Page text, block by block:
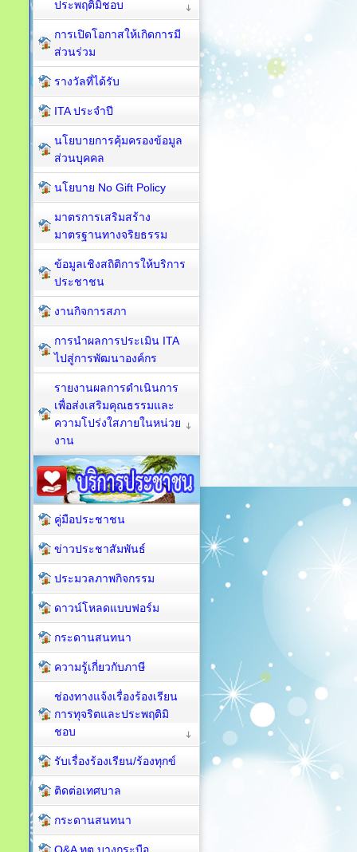
ประพฤติมิชอบ
การเปิดโอกาสให้เกิดการมี
ส่วนร่วม
รางวัลที่ได้รับ
ITA ประจำปี
นโยบายการคุ้มครองข้อมูล
ส่วนบุคคล
นโยบาย No Gift Policy
มาตรการเสริมสร้าง
มาตรฐานทางจริยธรรม
ข้อมูลเชิงสถิติการให้บริการ
ประชาชน
งานกิจการสภา
การนำผลการประเมิน ITA
ไปสู่การพัฒนาองค์กร
รายงานผลการดำเนินการ
เพื่อส่งเสริมคุณธรรมและ
ความโปร่งใสภายในหน่วย
งาน
คู่มือประชาชน
ข่าวประชาสัมพันธ์
ประมวลภาพกิจกรรม
ดาวน์โหลดแบบฟอร์ม
กระดานสนทนา
ความรู้เกี่ยวกับภาษี
ช่องทางแจ้งเรื่องร้องเรียน
การทุจริตและประพฤติมิ
ชอบ
รับเรื่องร้องเรียน/ร้องทุกข์
ติดต่อเทศบาล
กระดานสนทนา